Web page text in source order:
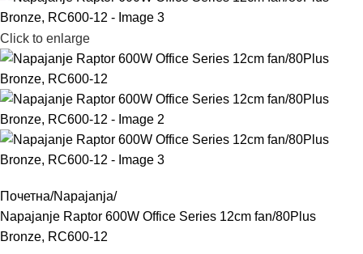
Click to enlarge
Почетна Napajanja
Napajanje Raptor 600W Office Series 12cm fan/80Plus
Bronze, RC600-12